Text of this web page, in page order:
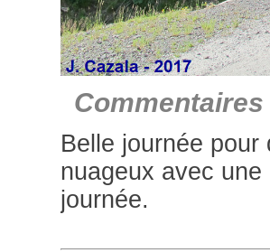
Belle journée
nuageux avec
journée.